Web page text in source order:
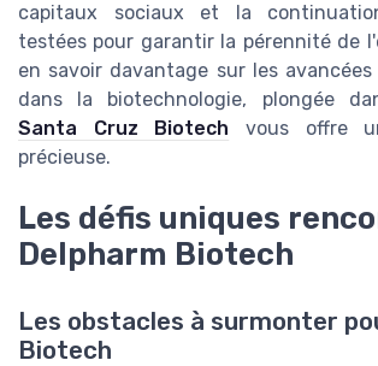
capitaux sociaux et la
testées pour garantir la pérennité de
en savoir davantage sur les
dans la biotechnologie, plongée
Santa Cruz Biotech vous offre
précieuse.
Les défis uniques
Delpharm Biotech
Les obstacles à surmonter
Biotech